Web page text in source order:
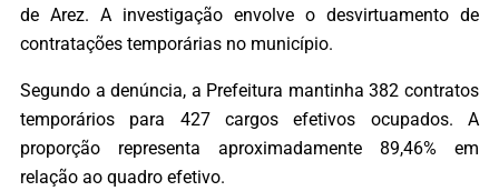
de Arez. A investigação envolve o desvirtuamento de
contratações temporárias no município.
Segundo a denúncia, a Prefeitura mantinha 382 contratos
temporários para 427 cargos efetivos ocupados. A
proporção representa aproximadamente 89,46% em
relação ao quadro efetivo.